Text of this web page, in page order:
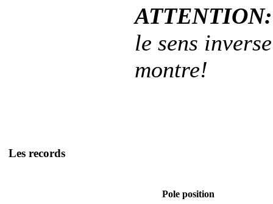
ATTENTION:
le sens
montre!
Les records
Pole position